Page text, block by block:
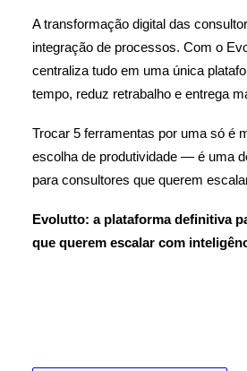
A transformação digital das
integração de processos. Com o
centraliza tudo em uma única
tempo, reduz retrabalho e entrega
Trocar 5 ferramentas por uma só é
escolha de produtividade — é uma
para consultores que querem
Evolutto: a plataforma definitiva
que querem escalar com